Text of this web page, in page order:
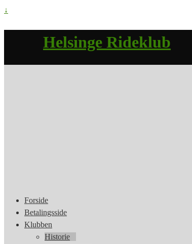
↓
Helsinge Rideklub
Forside
Betalingsside
Klubben
Historie